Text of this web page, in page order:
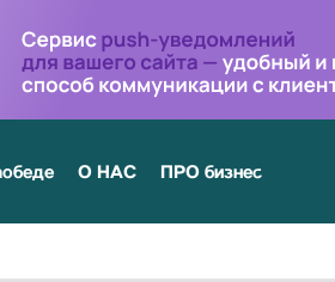
О НАС ПРО бизнес